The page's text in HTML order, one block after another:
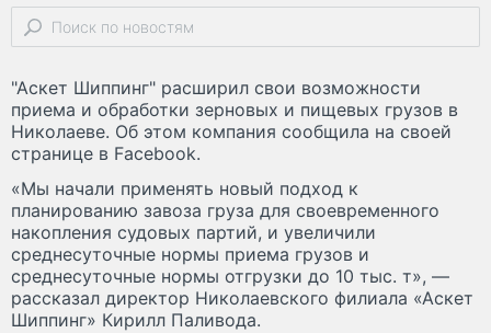
"Аскет Шиппинг" расширил свои возможности
приема и обработки зерновых и пищевых грузов в
Николаеве. Об этом компания сообщила на своей
странице в Facebook.
«Мы начали применять новый подход к
планированию завоза груза для своевременного
накопления судовых партий, и увеличили
среднесуточные нормы приема грузов и
среднесуточные нормы отгрузки до 10 тыс. т», —
рассказал директор Николаевского филиала «Аскет
Шиппинг» Кирилл Паливода.